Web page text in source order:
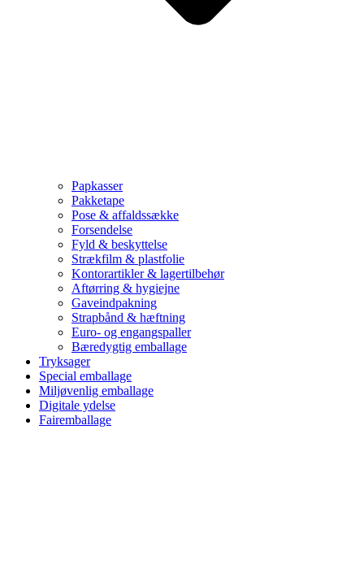
Papkasser
Pakketape
Pose & affaldssække
Forsendelse
Fyld & beskyttelse
Strækfilm & plastfolie
Kontorartikler & lagertilbehør
Aftørring & hygiejne
Gaveindpakning
Strapbånd & hæftning
Euro- og engangspaller
Bæredygtig emballage
Tryksager
Special emballage
Miljøvenlig emballage
Digitale ydelse
Fairemballage